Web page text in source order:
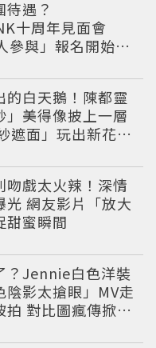
待遇？
十周年見面會
參與」報名開始到
的白天鵝！陳都靈
」美得像披上一層
遮面」玩出新花樣
吻戲太火辣！深情
光 網友影片「放大
甜蜜瞬間
？Jennie白色洋裝
陰影太搶眼」MV走
拍 對比圖瘋傳掀論